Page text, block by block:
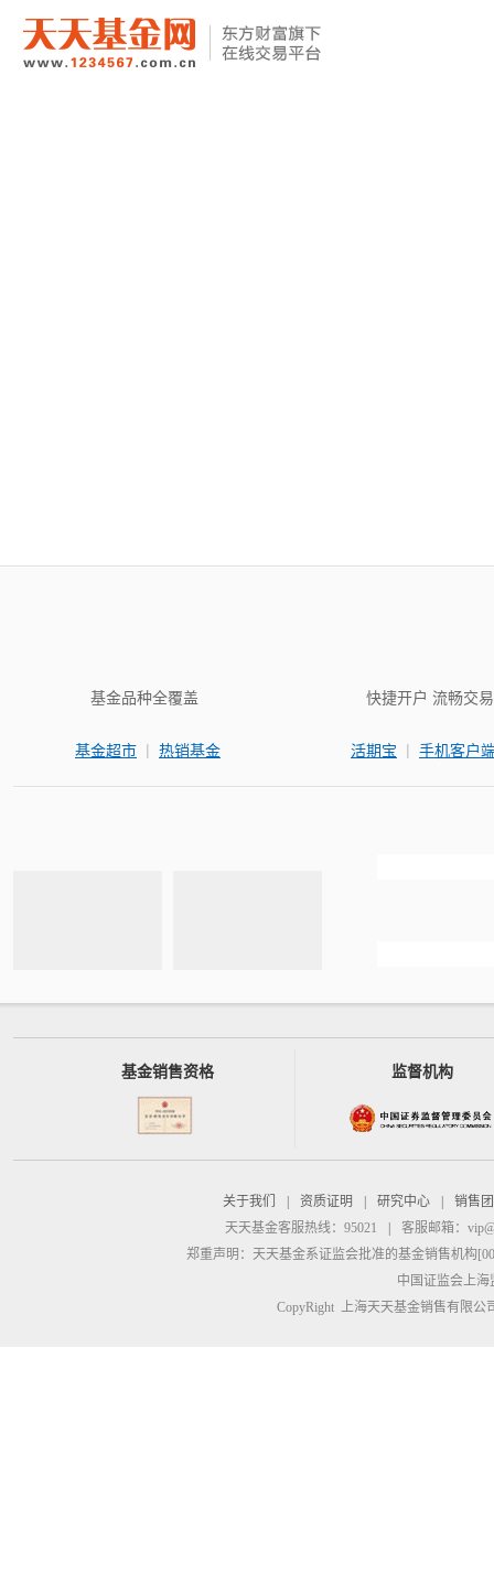
基金品种全覆盖
基金超市 | 热销基金
快捷开户 流畅交易
活期宝 | 手机客户
基金销售资格 监督机构
关于我们 资质证明 研究中心
销售
天天基金客服热线：95021
客服邮箱：
郑重声明： 天天基金系证监会批准的基金销售机构
中国证监会上
CopyRight 上海天天基金销售有限